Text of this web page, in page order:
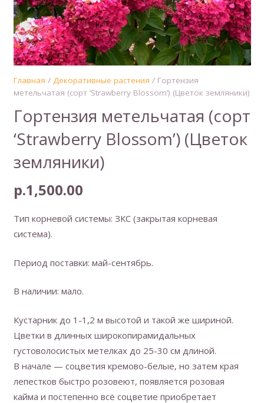
Регистрация
Главная / Декоративные растения / Гортензия
метельчатая (сорт ‘Strawberry Blossom’) (Цветок земляники)
Гортензия метельчатая (сорт
‘Strawberry Blossom’) (Цветок
земляники)
р.1,500.00
Тип корневой системы: ЗКС (закрытая корневая
система).
Период поставки: май-сентябрь.
В наличии: мало.
Кустарник до 1-1,2 м высотой и такой же шириной.
Цветки в длинных широкопирамидальных
густоволосистых метелках до 25-30 см длиной.
В начале — соцветия кремово-белые, но затем края
лепестков быстро розовеют, появляется розовая
кайма и постепенно всё соцветие приобретает